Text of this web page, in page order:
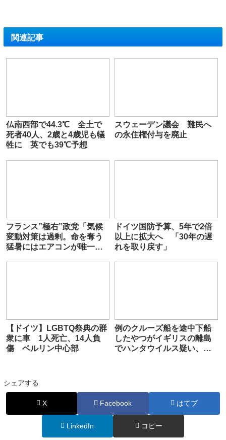
関連記事
仏南西部で44.3℃ 全土で
死者40人、2歳と4歳児も犠
牲に 英でも39℃予想
スウェーデン議会 難民へ
の永住権付与を廃止
フランス”極右”政党「気候
変動対策は過剰。命を奪う
猛暑にはエアコンが唯一の
ドイツ国防予算、5年で2倍
以上に拡大へ 「30年の遅
れを取り戻す」
【ドイツ】LGBTQ祭典の群
衆に車 1人死亡、14人負
傷 ベルリン中心部
例のクルーズ船を途中下船
したやつがイギリスの離島
でハンタウイルス疑い、、
シェアする
X Facebook はてブ
LinkedIn コピー